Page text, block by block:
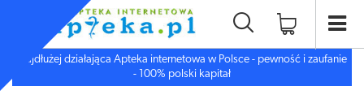
Najdłużej działająca Apteka internetowa w Polsce - pewność i zaufanie
- 100% polski kapitał